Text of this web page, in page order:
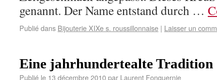
genannt. Der Name entstand durch …
Publié dans Bijouterie XIXe s. roussillonnaise | Laisser un
Eine jahrhundertealte Tradition
Publié le 13 décembre 2010par Laurent Fonquernie